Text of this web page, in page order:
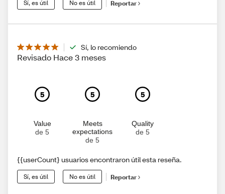
Sí, es útil No es útil Reportar
Sí, lo recomiendo
Revisado Hace 3 meses
5
Value
de 5
5
Meets
expectations
de 5
5
Quality
de 5
{{userCount} usuarios encontraron útil esta reseña.
Sí, es útil No es útil Reportar